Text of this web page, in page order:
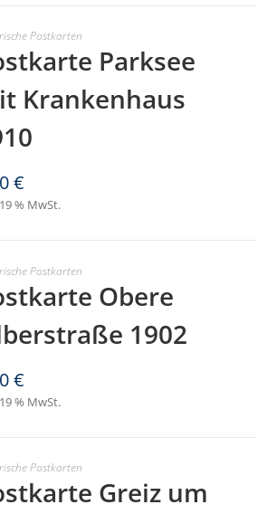
Postkarten
Parksee
Krankenhaus
€
% MwSt.
Postkarten
Obere
1902
€
% MwSt.
Postkarten
Greiz um